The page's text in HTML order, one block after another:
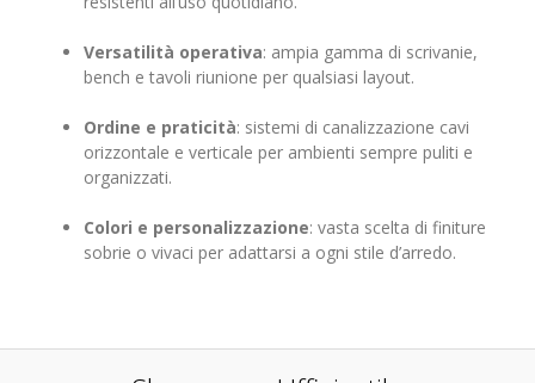
Versatilità operativa: ampia gamma di scrivanie,
bench e tavoli riunione per qualsiasi layout.
Ordine e praticità: sistemi di canalizzazione cavi
orizzontale e verticale per ambienti sempre puliti e
organizzati.
Colori e personalizzazione: vasta scelta di finiture
sobrie o vivaci per adattarsi a ogni stile d’arredo.